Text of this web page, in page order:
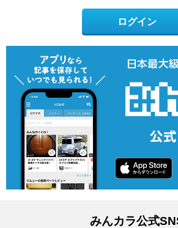
ログイン
みんカラ公式